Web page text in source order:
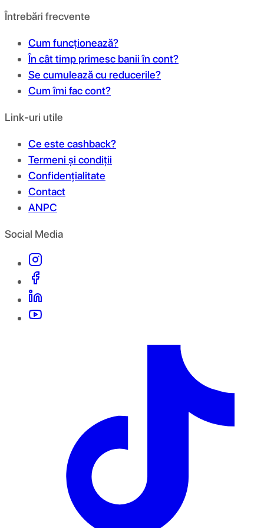
Întrebări frecvente
Cum funcționează?
În cât timp primesc banii în cont?
Se cumulează cu reducerile?
Cum îmi fac cont?
Link-uri utile
Ce este cashback?
Termeni și condiții
Confidențialitate
Contact
ANPC
Social Media